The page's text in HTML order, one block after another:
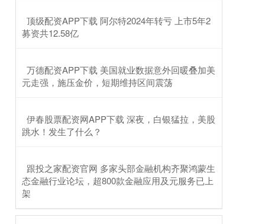
​顶级配资APP下载 阿尔特2024年转亏 上市5年2
募资共12.58亿
​万德配资APP下载 美国就业数据意外回暖叠加美
元走强，施压金价，短期维持区间震荡
​伊春股票配资网APP下载 深夜，白银猛拉，美股
跳水！发生了什么？
​跟投之家配资官网 多家头部金融机构齐聚鸿蒙生
态金融行业论坛，超800款金融应用及元服务已上
架